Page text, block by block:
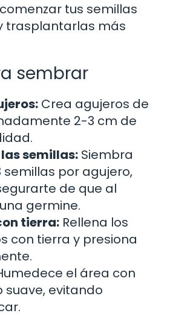
tus semillas
trasplantarlas más
sembrar
Crea agujeros de
2-3 cm de
semillas: Siembra
semillas por agujero,
de que al
germine.
tierra: Rellena los
con tierra y presiona
el área con
suave, evitando